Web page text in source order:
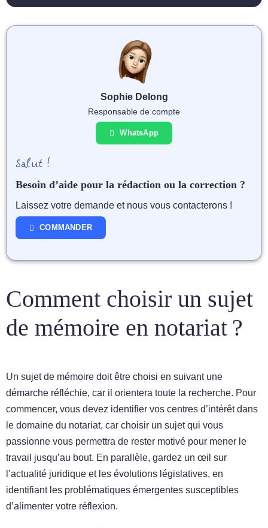
Sophie Delong
Responsable de compte
WhatsApp
Salut !
Besoin d’aide pour la rédaction ou la correction ?
Laissez votre demande et nous vous contacterons !
COMMANDER
Comment choisir un sujet
de mémoire en notariat ?
Un sujet de mémoire doit être choisi en suivant une
démarche réfléchie, car il orientera toute la recherche. Pour
commencer, vous devez identifier vos centres d’intérêt dans
le domaine du notariat, car choisir un sujet qui vous
passionne vous permettra de rester motivé pour mener le
travail jusqu’au bout. En parallèle, gardez un œil sur
l’actualité juridique et les évolutions législatives, en
identifiant les problématiques émergentes susceptibles
d’alimenter votre réflexion.